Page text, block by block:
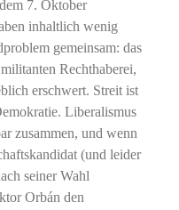
7. Oktober
inhaltlich wenig
gemeinsam: das
Rechthaberei,
erschwert. Streit ist
Liberalismus
zusammen, und wenn
(und leider
seiner Wahl
Orbán den